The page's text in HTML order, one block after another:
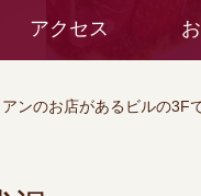
アクセス
ンのお店があるビルの3Fで